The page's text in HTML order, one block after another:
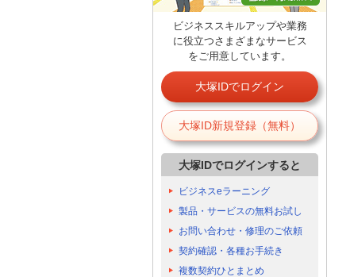
ビジネススキルアップや業務
に役立つさまざまなサービス
をご用意しています。
大塚IDでログイン
大塚ID新規登録（無料）
大塚IDでログインすると
ビジネスeラーニング
製品・サービスの無料お試し
お問い合わせ・修理のご依頼
契約確認・各種お手続き
複数契約ひとまとめ